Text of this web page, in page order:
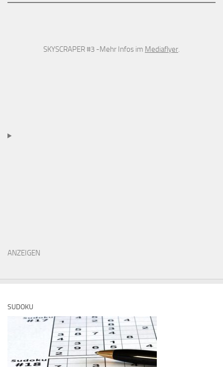
SKYSCRAPER #3 -Mehr Infos im Mediaflyer.
ANZEIGEN
SUDOKU